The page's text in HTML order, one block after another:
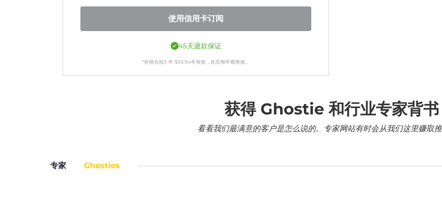
使用信用卡订阅
45天退款保证
*价格在前3 年 $56.94年有效，此后每年都有效。
获得 Ghostie 和行业专家背书
看看我们最满意的客户是怎么说的。专家网站有时会从我们这里赚取推
专家 Ghosties